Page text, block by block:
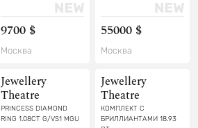
9700 $
Москва
55000 $
Москва
Jewellery
Theatre
PRINCESS DIAMOND
RING 1.08CT G/VS1 MGU
Jewellery
Theatre
КОМПЛЕКТ С
БРИЛЛИАНТАМИ 18.93